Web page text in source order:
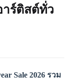
ร์ติสต์ทั่ว
Sale 2026 รวม